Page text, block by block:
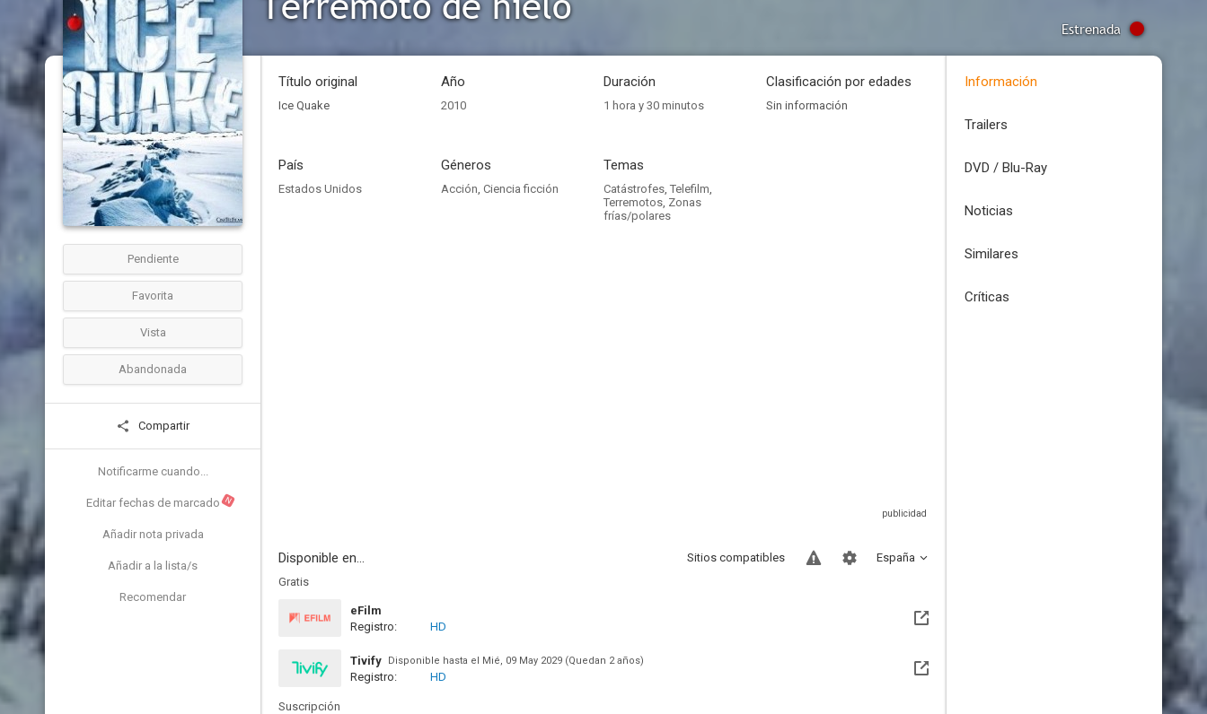
Estrenada
Pendiente
Favorita
Vista
Abandonada
Compartir
Notificarme cuando...
Editar fechas de marcado N
Añadir nota privada
Añadir a la lista/s
Recomendar
Título original
Ice Quake
Año
2010
Duración
1 hora y 30 minutos
Clasificación por edades
Sin información
País
Estados Unidos
Géneros
Acción, Ciencia ficción
Temas
Catástrofes, Telefilm,
Terremotos, Zonas
frías/polares
Disponible en... España
Sitios compatibles
Gratis
eFilm
Registro:
HD
Tivify Disponible hasta el Mié, 09 May 2029 (Quedan 2 años)
Registro: HD
Suscripción
Información
Trailers
DVD / Blu-Ray
Noticias
Similares
Críticas